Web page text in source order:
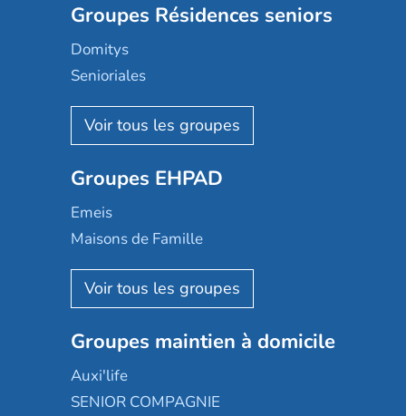
Groupes Résidences seniors
Domitys
Senioriales
Nohée
Les Résidentiels
Mobicap
Domusvi
Happy Senior
Aquarelia
Nexity edenea
Les jardins d'Arcadie
Groupes EHPAD
Emeis
Maisons de Famille
Korian
Emera
Groupe SOS
Le Noble Âge
Almage
Groupes maintien à domicile
Auxi'life
SENIOR COMPAGNIE